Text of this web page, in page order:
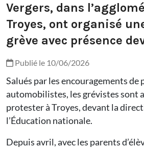
Vergers, dans
Troyes, ont organisé
grève avec présence
Publié le 10/06/2026
Salués par les encouragements de
automobilistes, les grévistes sont
protester à Troyes, devant la
l’Éducation nationale.
Depuis avril, avec les parents